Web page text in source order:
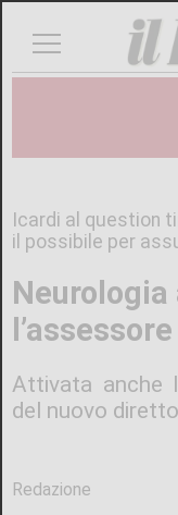
Icardi al question
il possibile per
Neurologia
Attivata anche
del nuovo
Redazione